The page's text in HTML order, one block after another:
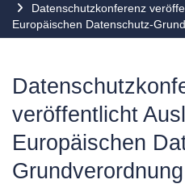
Datenschutzkonferenz
Europäischen Datenschutz-
veröffentlicht
Europäischen
Grundverordnung